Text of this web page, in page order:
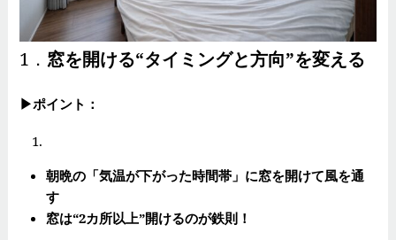
1． 窓を開ける“タイミングと方向”を変える
▶ポイント：
朝晩の「気温が下がった時間帯」に窓を開けて風を通
す
窓は“2カ所以上”開けるのが鉄則！